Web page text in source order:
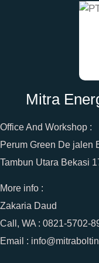
Mitra
Office And Workshop :
Perum Green De jalen
Tambun Utara Bekasi
More info :
Zakaria Daud
Call, WA : 0821-5702-
Email :